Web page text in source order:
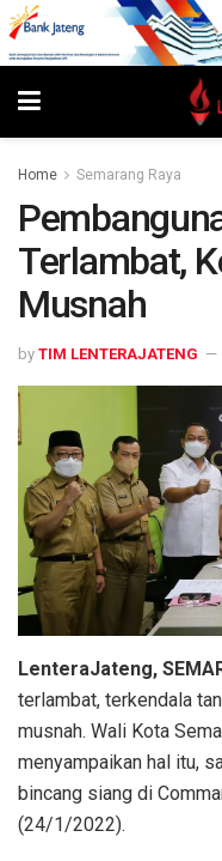
Home Semarang Raya
Terlambat,
Musnah
by TIM LENTERAJATENG
LenteraJateng,
terlambat, terkendala
musnah. Wali Kota
menyampaikan hal itu,
bincang siang di
(24/1/2022).